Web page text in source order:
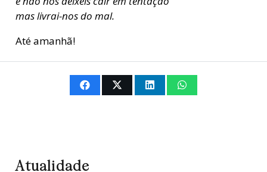
mas livrai-nos do mal.
Até amanhã!
Atualidade